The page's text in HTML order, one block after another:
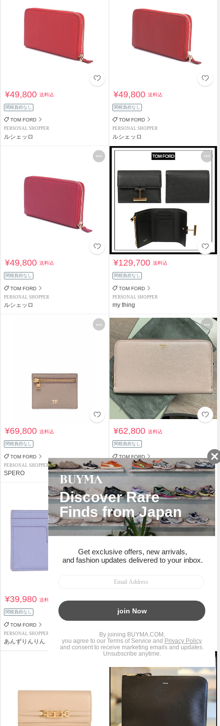
¥49,800送料込
関税負担なし
TOM FORD
PERSONAL SHOPPER
ルシェッロ
¥49,800送料込
関税負担なし
TOM FORD
PERSONAL SHOPPER
ルシェッロ
¥49,800送料込
関税負担なし
TOM FORD
PERSONAL SHOPPER
ルシェッロ
¥129,700送料込
関税負担なし
TOM FORD
PERSONAL SHOPPER
my thing
¥69,800送料込
関税負担なし
TOM FORD
PERSONAL SHOPPER
SPERO
¥62,800送料込
関税負担なし
TOM FORD
PERSONAL SHOPPER
GoodWillhunting
¥39,980送料込
関税負担なし
TOM FORD
PERSONAL SHOPPER
あんずりんりん
¥99,980送料込
関税負担なし
PERSONAL SHOPPER
あんずりんりん